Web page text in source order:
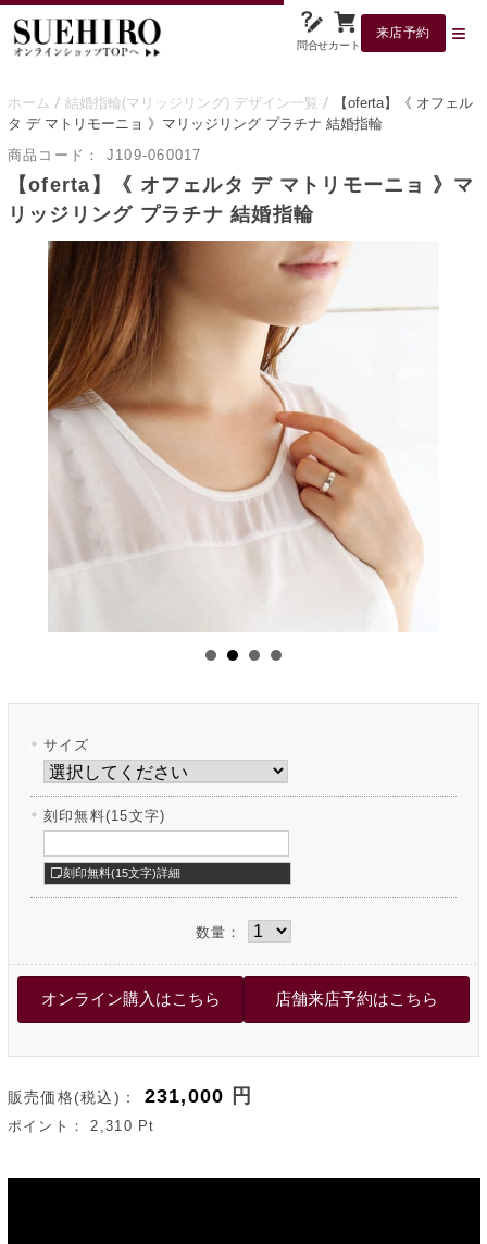
問合せカート
来店予約
ホーム 結婚指輪(マリッジリング) デザイン一覧
【oferta】《 オフェル
タ デ マトリモーニョ 》マリッジリング プラチナ 結婚指輪
商品コード：
J109-060017
【oferta】《 オフェルタ デ マトリモーニョ 》マ
リッジリング プラチナ 結婚指輪
サイズ
刻印無料(15文字)
刻印無料(15文字)詳細
数量：
販売価格(税込)： 231,000 円
ポイント：2,310 Pt